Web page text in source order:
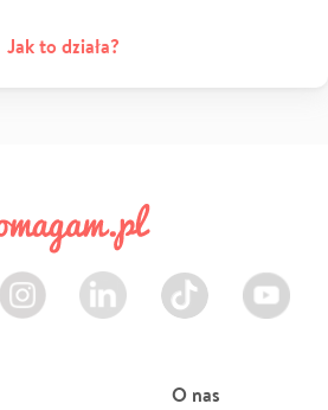
Jak to działa?
Instagram LinkedIn TikTok Youtube
O nas